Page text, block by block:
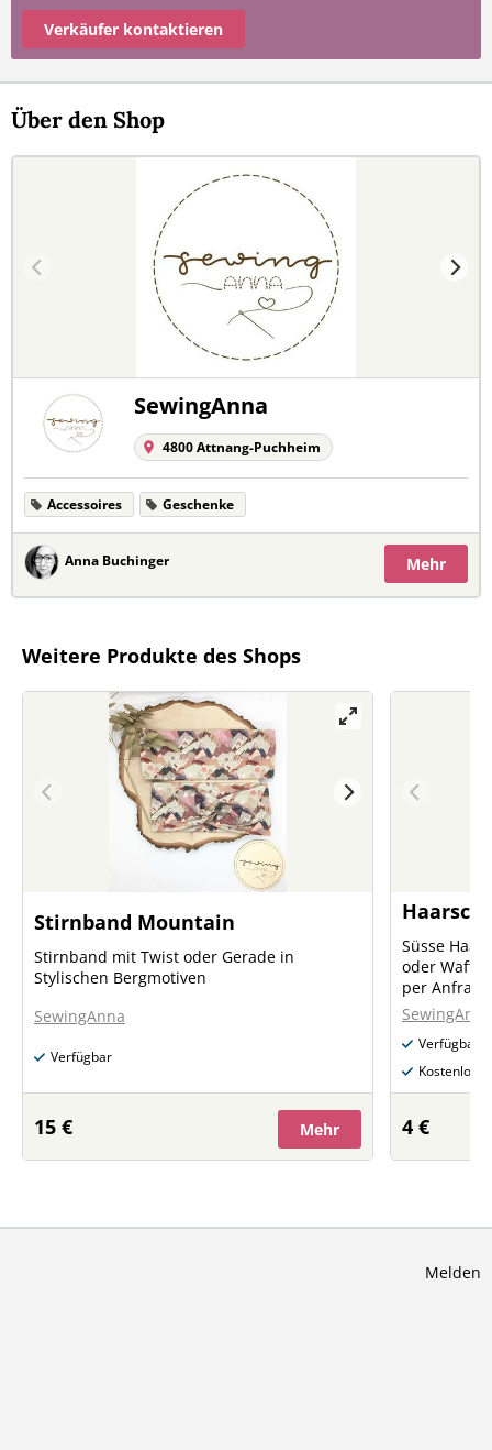
Verkäufer kontaktieren
Über den Shop
SewingAnna
4800 Attnang-Puchheim
Accessoires Geschenke
Anna Buchinger Mehr
Weitere Produkte des Shops
Stirnband Mountain
Stirnband mit Twist oder Gerade in
Stylischen Bergmotiven
SewingAnna
Verfügbar
15 € Mehr
Süsse
oder Waffel Farb und Motivmuster gerne
SewingAnna
Verfügbar
4 €
Melden